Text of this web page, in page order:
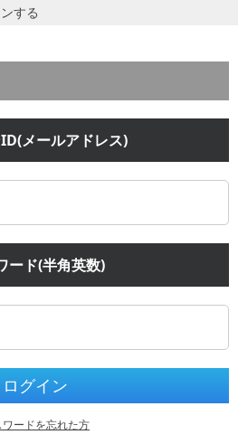
する
メールアドレス)
ード(半角英数)
ログイン
ワードを忘れた方